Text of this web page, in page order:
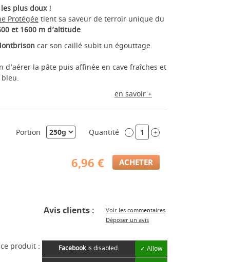
les plus doux!
Protégéetient sa saveur de terroir unique du
et 1600 m d’altitude.
car son caillé subit un égouttage
d’aérer la pâte puis affinée en cave fraîches et
en savoir +
Portion Quantité - +
6,96 €
Avis clients :
Voir les commentaires
Déposer un avis
produit : Facebookis disabled.
✓ Allow